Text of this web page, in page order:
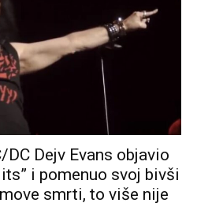
Dejv Evans objavio
i pomenuo svoj bivši
smrti, to više nije